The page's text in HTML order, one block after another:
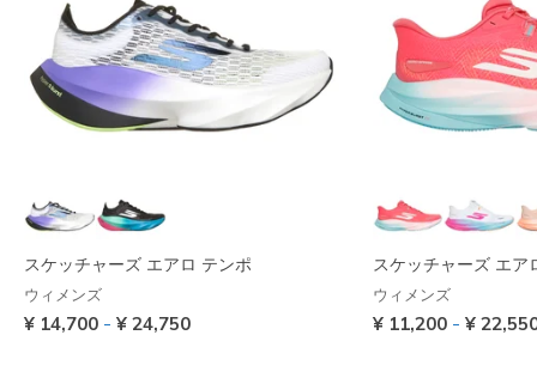
スケッチャーズ エアロ テンポ
ウィメンズ
¥ 14,700 - ¥ 24,750
スケッチャーズ エア
ウィメンズ
¥ 11,200 - ¥